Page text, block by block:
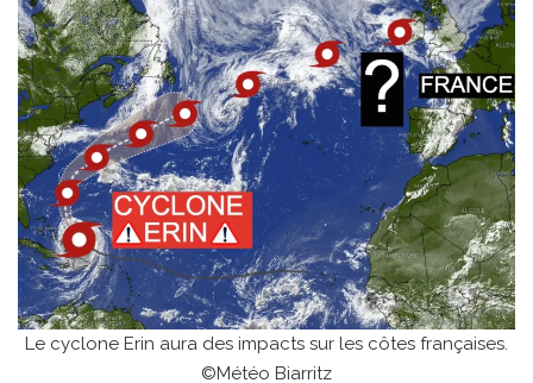
Le cyclone Erin aura des impacts sur les côtes françaises.
©Météo Biarritz